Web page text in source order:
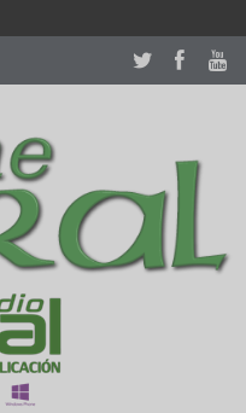
recognized command with
to our
perfectwatches.is
professional customer
reallydiamond.com/